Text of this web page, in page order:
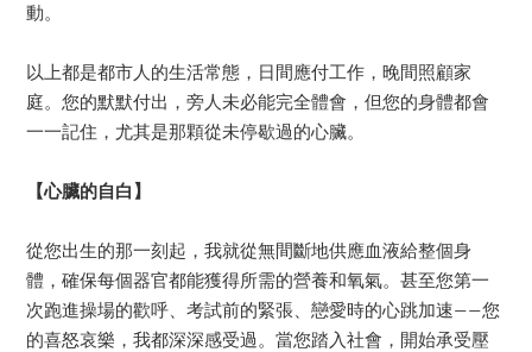
動。
以上都是都市人的生活常態，日間應付工作，晚間照顧家
庭。您的默默付出，旁人未必能完全體會，但您的身體都會
一一記住，尤其是那顆從未停歇過的心臟。
【心臟的自白】
從您出生的那一刻起，我就從無間斷地供應血液給整個身
體，確保每個器官都能獲得所需的營養和氧氣。甚至您第一
次跑進操場的歡呼、考試前的緊張、戀愛時的心跳加速——您
的喜怒哀樂，我都深深感受過。當您踏入社會，開始承受壓